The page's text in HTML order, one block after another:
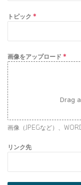
トピック *
画像をアップロード *
Drag
画像（JPEGなど）、
リンク先